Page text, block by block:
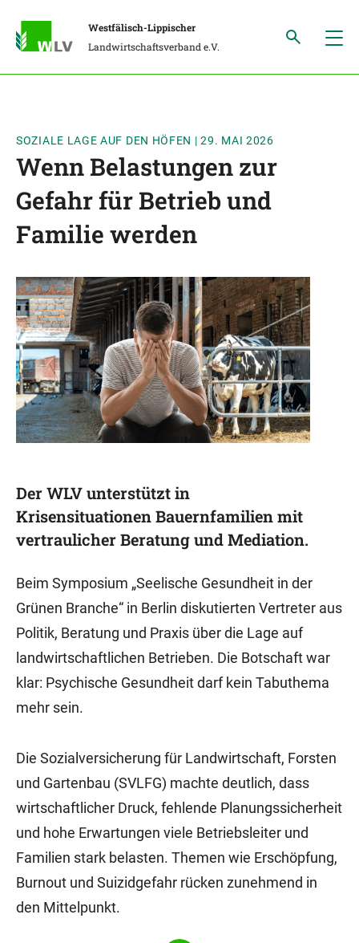
Westfälisch-Lippischer
Landwirtschaftsverband e.V.
SOZIALE LAGE AUF DEN HÖFEN |29. MAI 2026
Wenn Belastungen zur
Gefahr für Betrieb und
Familie werden
Der WLV unterstützt in
Krisensituationen Bauernfamilien mit
vertraulicher Beratung und Mediation.
Beim Symposium „Seelische Gesundheit in der
Grünen Branche“ in Berlin diskutierten Vertreter aus
Politik, Beratung und Praxis über die Lage auf
landwirtschaftlichen Betrieben. Die Botschaft war
klar: Psychische Gesundheit darf kein Tabuthema
mehr sein.
Die Sozialversicherung für Landwirtschaft, Forsten
und Gartenbau (SVLFG) machte deutlich, dass
wirtschaftlicher Druck, fehlende Planungssicherheit
und hohe Erwartungen viele Betriebsleiter und
Familien stark belasten. Themen wie Erschöpfung,
Burnout und Suizidgefahr rücken zunehmend in
den Mittelpunkt.